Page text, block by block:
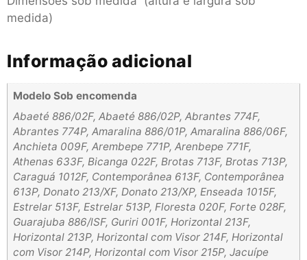
medida)
Informação adicional
Modelo Sob encomenda
Abaeté 886/02F, Abaeté 886/02P, Abrantes 774F,
Abrantes 774P, Amaralina 886/01P, Amaralina 886/06F,
Anchieta 009F, Arembepe 771P, Arenbepe 771F,
Athenas 633F, Bicanga 022F, Brotas 713F, Brotas 713P,
Caraguá 1012F, Contemporânea 613F, Contemporânea
613P, Donato 213/XF, Donato 213/XP, Enseada 1015F,
Estrelar 513F, Estrelar 513P, Floresta 020F, Forte 028F,
Guarajuba 886/lSF, Guriri 001F, Horizontal 213F,
Horizontal 213P, Horizontal com Visor 214F, Horizontal
com Visor 214P, Horizontal com Visor 215P, Jacuípe